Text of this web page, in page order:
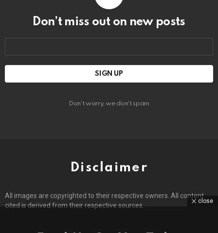
Don’t miss out on new posts
Don't worry, we don't spam
Disclaimer
All images are copyrighted to their respective owners. All content
cited is derived from their respective sources.
close